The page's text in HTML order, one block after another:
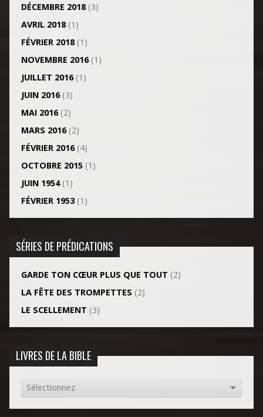
DÉCEMBRE 2018(3)
AVRIL 2018(1)
FÉVRIER 2018(1)
NOVEMBRE 2016(1)
JUILLET 2016(1)
JUIN 2016(3)
MAI 2016(2)
MARS 2016(2)
FÉVRIER 2016(4)
OCTOBRE 2015(1)
JUIN 1954(1)
FÉVRIER 1953(1)
SÉRIES DE PRÉDICATIONS
GARDE TON CŒUR PLUS QUE TOUT (2)
LA FÊTE DES TROMPETTES (2)
LE SCELLEMENT (3)
LIVRES DE LA BIBLE